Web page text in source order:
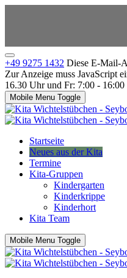
+49 9275 1432 Diese E-Mail-
Zur Anzeige muss JavaScript
16.30 Uhr und Fr: 7:00 -
Mobile Menu Toggle
Startseite
Neues aus der Kita
Termine
Kita-Gruppen
Kindergarten
Kinderkrippe
Kinderhort
Kita Team
Mobile Menu Toggle